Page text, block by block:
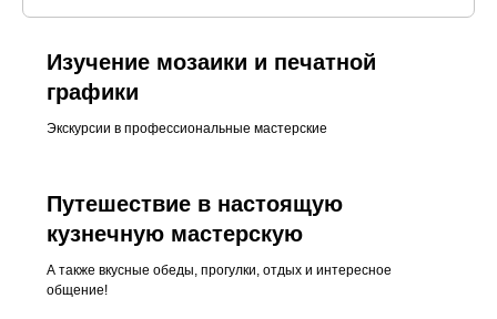
Изучение мозаики и печатной
графики
Экскурсии в профессиональные мастерские
Путешествие в настоящую
кузнечную мастерскую
А также вкусные обеды, прогулки, отдых и интересное
общение!